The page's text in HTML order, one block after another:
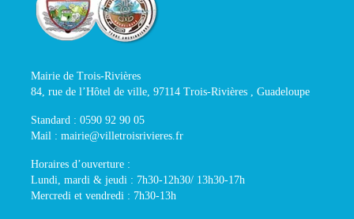
Mairie de Trois-Rivières
84, rue de l’Hôtel de ville, 97114 Trois-Rivières , Guadeloupe
Standard : 0590 92 90 05
Mail : mairie@villetroisrivieres.fr
Horaires d’ouverture :
Lundi, mardi & jeudi : 7h30-12h30/ 13h30-17h
Mercredi et vendredi : 7h30-13h